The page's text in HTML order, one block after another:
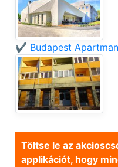
✔️ Budapest
Töltse le az
applikációt, hogy